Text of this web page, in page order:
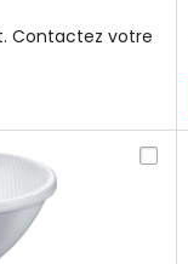
Contactez votre